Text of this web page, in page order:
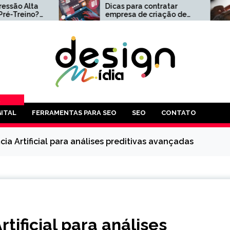
e
Dicas para contratar
empresa de criação de
sites
FERRAMENTAS PARA SEO SEO CONTATO
Artificial para análises preditivas avançadas
para análises